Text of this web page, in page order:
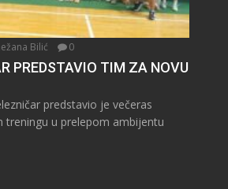
Bilić 0
PREDSTAVIO TIM ZA NOVU
predstavio je večeras
treningu u prelepom ambijentu